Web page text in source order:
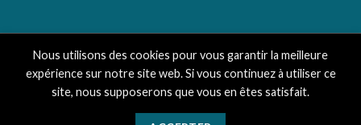
LE CONCEPT ACTUALITÉS CONTACT CGV
Copyright Gagnant Gagnant 2026 © CréaSites
Nous utilisons des cookies pour vous garantir la meilleure
expérience sur notre site web. Si vous continuez à utiliser ce
site, nous supposerons que vous en êtes satisfait.